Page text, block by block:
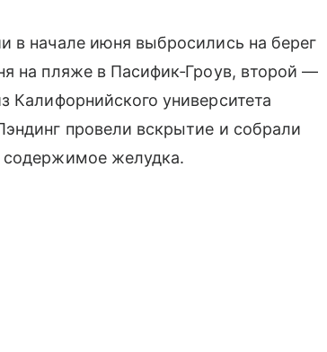
в начале июня выбросились на берег
на пляже в Пасифик‑Гроув, второй —
Калифорнийского университета
провели вскрытие и собрали
содержимое желудка.